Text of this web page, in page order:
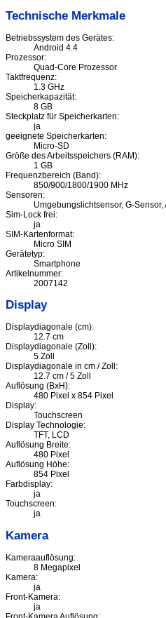
Technische Merkmale
Betriebssystem des Gerätes:
Android 4.4
Prozessor:
Quad-Core Prozessor
Taktfrequenz:
1.3 GHz
Speicherkapazität:
8 GB
Steckplatz für Speicherkarten:
ja
geeignete Speicherkarten:
Micro-SD
Größe des Arbeitsspeichers (RAM):
1 GB
Frequenzbereich (Band):
850/900/1800/1900 MHz
Sensoren:
Umgebungslichtsensor, G-
Sim-Lock frei:
ja
SIM-Kartenformat:
Micro SIM
Gerätetyp:
Smartphone
Artikelnummer:
2007142
Display
Displaydiagonale (cm):
12.7 cm
Displaydiagonale (Zoll):
5 Zoll
Displaydiagonale in cm / Zoll:
12.7 cm / 5 Zoll
Auflösung (BxH):
480 Pixel x 854 Pixel
Display:
Touchscreen
Display Technologie:
TFT, LCD
Auflösung Breite:
480 Pixel
Auflösung Höhe:
854 Pixel
Farbdisplay:
ja
Touchscreen:
ja
Kamera
Kameraauflösung:
8 Megapixel
Kamera:
ja
Front-Kamera:
ja